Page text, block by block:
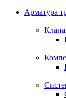
Арматура